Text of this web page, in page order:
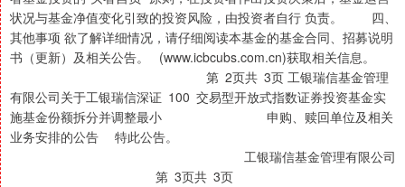
状况与基金净值变化引致的投资风险，由投资者自行 负责。 四、
其他事项 欲了解详细情况，请仔细阅读本基金的基金合同、招募说明
书（更新）及相关公告。 (www.icbcubs.com.cn)获取相关信息。
第 2页共 3页 工银瑞信基金管理
有限公司关于工银瑞信深证 100 交易型开放式指数证券投资基金实
施基金份额拆分并调整最小 申购、赎回单位及相关
业务安排的公告 特此公告。
工银瑞信基金管理有限公司
第 3页共 3页